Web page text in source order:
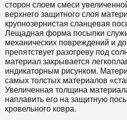
сторон слоем смеси
верхнего защитного слоя
крупнозернистая сланцевая
Лещадная форма посыпки
механических повреждений и
препятствует разогреву под
материал закрывается
индикаторным рисунком.
самых толстых материалов
Увеличенная толщина
наплавить его на защитную
кровельного ковра.